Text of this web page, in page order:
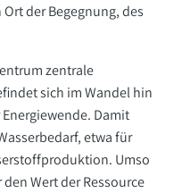
der Begegnung, des
zentrale
sich im Wandel hin
Damit
etwa für
Umso
Wert der Ressource